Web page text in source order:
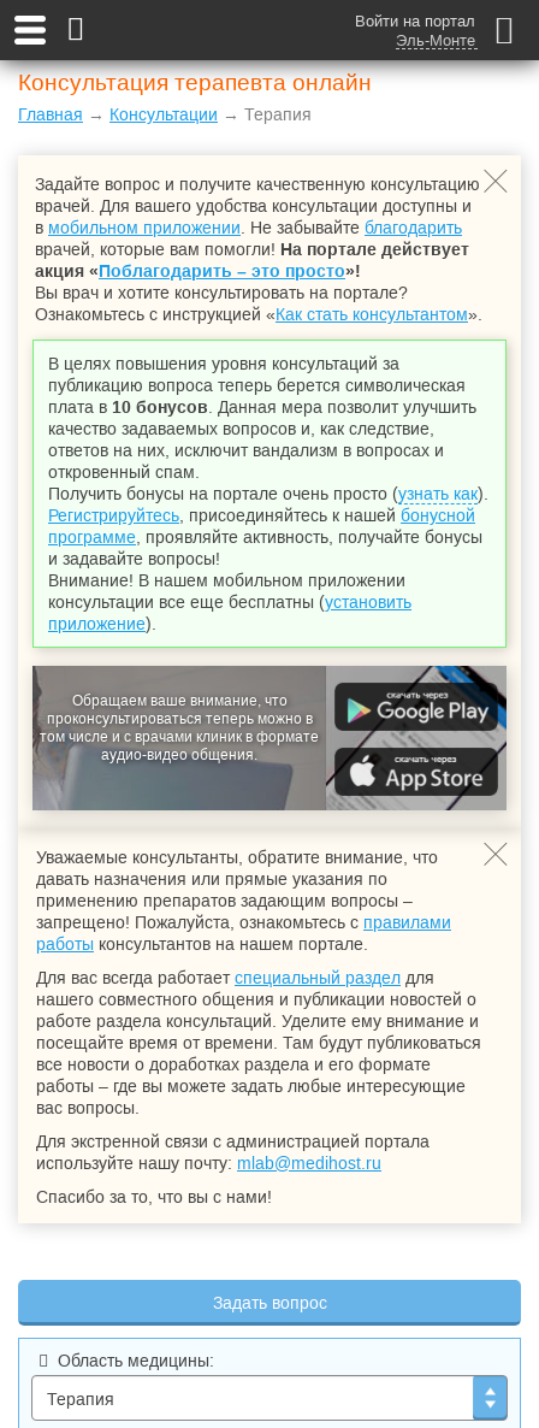
Войти на портал
Эль-Монте
Консультация терапевта онлайн
Главная → Консультации → Терапия
Задайте вопрос и получите качественную консультацию
врачей. Для вашего удобства консультации доступны и
в мобильном приложении . Не забывайте благодарить
врачей, которые вам помогли! На портале действует
акция «Поблагодарить – это просто»!
Вы врач и хотите консультировать на портале?
Ознакомьтесь с инструкцией «Как стать консультантом».
В целях повышения уровня консультаций за
публикацию вопроса теперь берется символическая
плата в 10 бонусов . Данная мера позволит улучшить
качество задаваемых вопросов и, как следствие,
ответов на них, исключит вандализм в вопросах и
откровенный спам.
Получить бонусы на портале очень просто (узнать как).
Регистрируйтесь , присоединяйтесь к нашей бонусной
программе , проявляйте активность, получайте бонусы
и задавайте вопросы!
Внимание! В нашем мобильном приложении
консультации все еще бесплатны (установить
приложение).
Обращаем ваше внимание, что
проконсультироваться теперь можно в
том числе и с врачами клиник в формате
аудио-видео общения.
Уважаемые консультанты, обратите внимание, что
давать назначения или прямые указания по
применению препаратов задающим вопросы –
запрещено! Пожалуйста, ознакомьтесь с правилами
работы консультантов на нашем портале.
Для вас всегда работаетспециальный раздел для
нашего совместного общения и публикации новостей о
работе раздела консультаций. Уделите ему внимание и
посещайте время от времени. Там будут публиковаться
все новости о доработках раздела и его формате
работы – где вы можете задать любые интересующие
вас вопросы.
Для экстренной связи с администрацией портала
используйте нашу почту: mlab@medihost.ru
Спасибо за то, что вы с нами!
Задать вопрос
Область медицины: